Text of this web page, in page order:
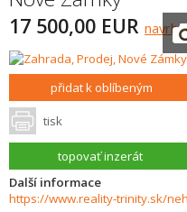
17 500,00 EUR
přidat k oblíbeným
tisk
topovať inzerát
Další informace